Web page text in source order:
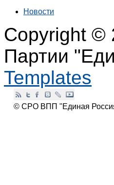
Новости
Copyright ©
Партии
Templates
© СРО ВПП "Единая